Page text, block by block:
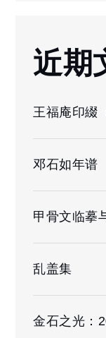
近期
王福庵印綴
邓石如年谱
甲骨文临摹
乱盖集
金石之光：